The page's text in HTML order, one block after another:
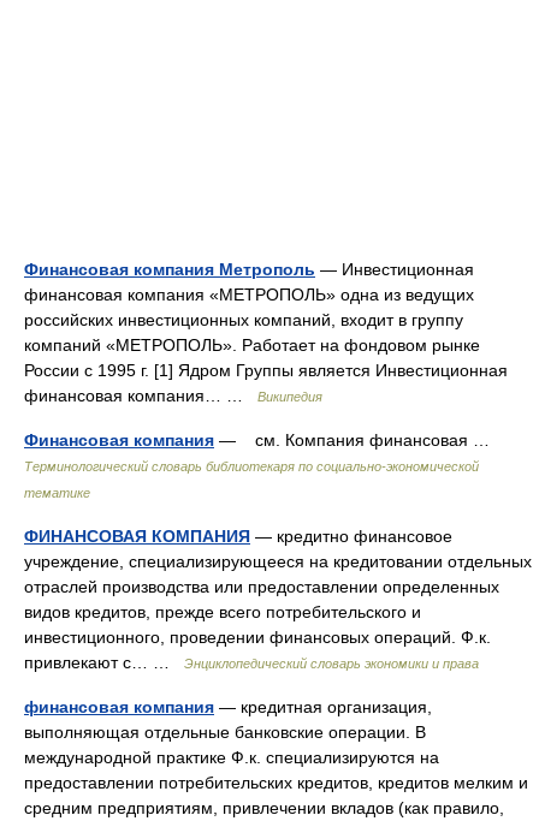
Финансовая компания Метрополь — Инвестиционная
финансовая компания «МЕТРОПОЛЬ» одна из ведущих
российских инвестиционных компаний, входит в группу
компаний «МЕТРОПОЛЬ». Работает на фондовом рынке
России с 1995 г. [1] Ядром Группы является Инвестиционная
финансовая компания… …
Википедия
Финансовая компания — см. Компания финансовая …
Терминологический словарь библиотекаря по социально-экономической
тематике
ФИНАНСОВАЯ КОМПАНИЯ — кредитно финансовое
учреждение, специализирующееся на кредитовании отдельных
отраслей производства или предоставлении определенных
видов кредитов, прежде всего потребительского и
инвестиционного, проведении финансовых операций. Ф.к.
привлекают с… …
Энциклопедический словарь экономики и права
финансовая компания — кредитная организация,
выполняющая отдельные банковские операции. В
международной практике Ф.к. специализируются на
предоставлении потребительских кредитов, кредитов мелким и
средним предприятиям, привлечении вкладов (как правило,